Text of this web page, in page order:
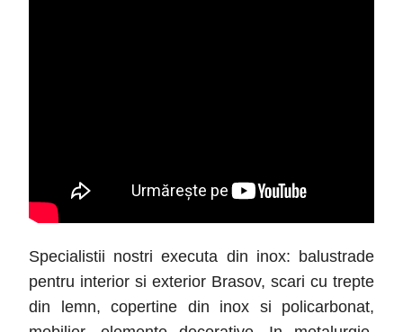
Specialistii nostri executa din inox: balustrade
pentru interior si exterior Brasov, scari cu trepte
din lemn, copertine din inox si policarbonat,